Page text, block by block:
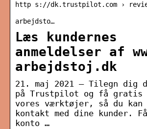
http s://dk.trustpilot.com ›
arbejdsto…
Læs kundernes
anmeldelser af
arbejdstoj.dk
21. maj 2021 — Tilegn
på Trustpilot og få gratis
vores værktøjer, så du kan
kontakt med dine kunder.
konto …